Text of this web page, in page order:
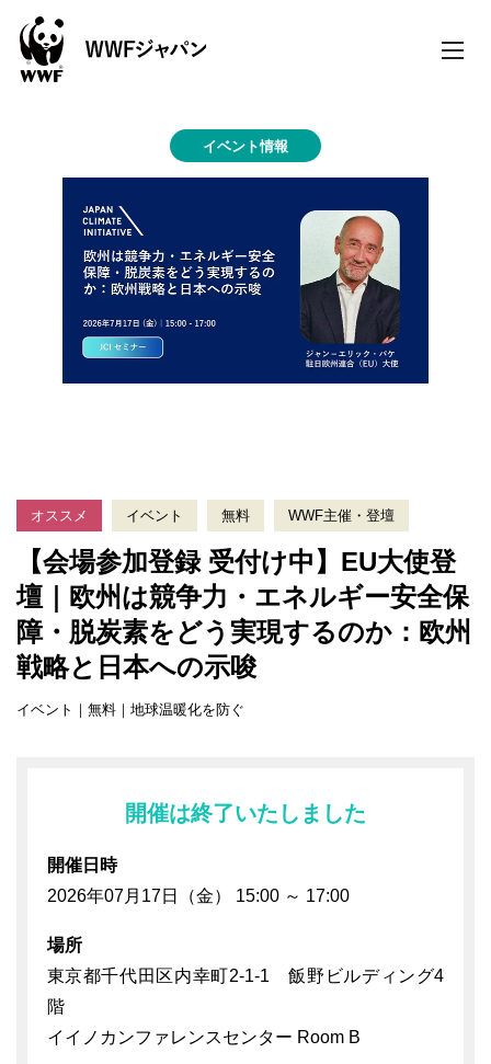
toggle
イベント情報
オススメ イベント 無料 WWF主催・登壇
【会場参加登録 受付け中】EU⼤使登
壇｜欧州は競争⼒・エネルギー安全保
障・脱炭素をどう実現するのか：欧州
戦略と⽇本への⽰唆
イベント｜無料｜地球温暖化を防ぐ
開催は終了いたしました
開催日時
2026年07月17日（金） 15:00 ～ 17:00
場所
東京都千代田区内幸町2-1-1 飯野ビルディング4
階
イイノカンファレンスセンター Room B